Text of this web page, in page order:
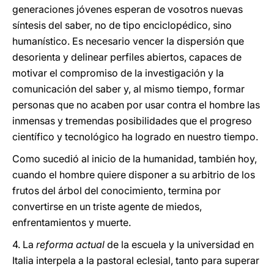
generaciones jóvenes esperan de vosotros nuevas
síntesis del saber, no de tipo enciclopédico, sino
humanístico. Es necesario vencer la dispersión que
desorienta y delinear perfiles abiertos, capaces de
motivar el compromiso de la investigación y la
comunicación del saber y, al mismo tiempo, formar
personas que no acaben por usar contra el hombre las
inmensas y tremendas posibilidades que el progreso
científico y tecnológico ha logrado en nuestro tiempo.
Como sucedió al inicio de la humanidad, también hoy,
cuando el hombre quiere disponer a su arbitrio de los
frutos del árbol del conocimiento, termina por
convertirse en un triste agente de miedos,
enfrentamientos y muerte.
4. La reforma actual de la escuela y la universidad en
Italia interpela a la pastoral eclesial, tanto para superar